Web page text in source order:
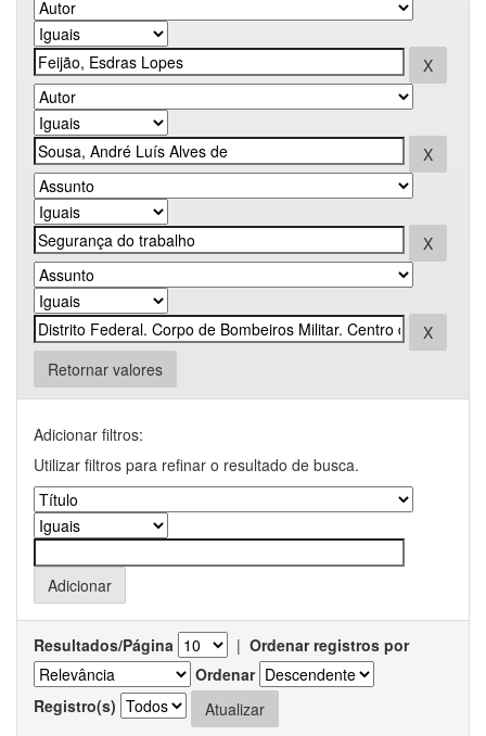
Retornar valores
Adicionar filtros:
Utilizar filtros para refinar o resultado de busca.
Resultados/Página | Ordenar registros por
Ordenar
Registro(s)